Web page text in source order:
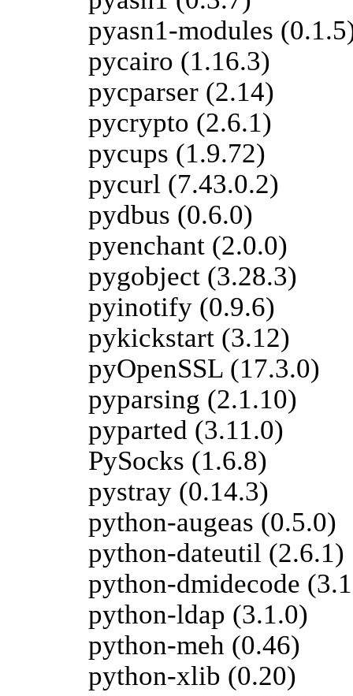
pyasn1-modules
pycairo (1.16.3)
pycparser (2.14)
pycrypto (2.6.1)
pycups (1.9.72)
pycurl (7.43.0.2)
pydbus (0.6.0)
pyenchant (2.0.0)
pygobject (3.28.3)
pyinotify (0.9.6)
pykickstart (3.12)
pyOpenSSL (17.3.0)
pyparsing (2.1.10)
pyparted (3.11.0)
PySocks (1.6.8)
pystray (0.14.3)
python-augeas (0.5.0)
python-dateutil (2.6.1)
python-dmidecode
python-ldap (3.1.0)
python-meh (0.46)
python-xlib (0.20)